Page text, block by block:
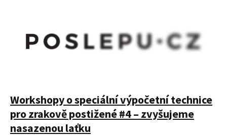
Workshopy o speciální výpočetní technice
pro zrakově postižené #4 – zvyšujeme
nasazenou laťku